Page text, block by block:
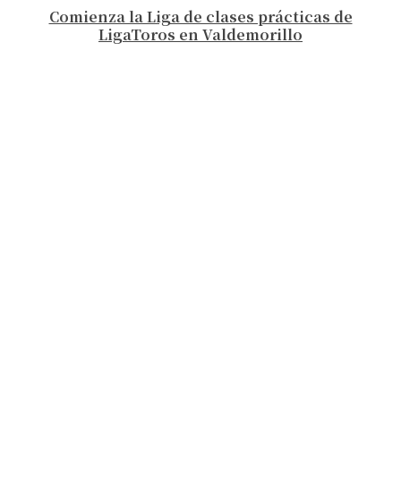
Comienza la Liga de clases prácticas de
LigaToros en Valdemorillo